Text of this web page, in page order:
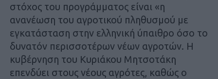
στόχος του προγράμματος είναι «η
ανανέωση του αγροτικού πληθυσμού με
εγκατάσταση στην ελληνική ύπαιθρο όσο το
δυνατόν περισσοτέρων νέων αγροτών. Η
κυβέρνηση του Κυριάκου Μητσοτάκη
επενδύει στους νέους αγρότες, καθώς ο